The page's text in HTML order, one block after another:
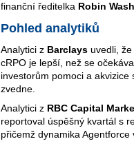
finanční ředitelka Robin
Pohled analytiků
Analytici z Barclays uvedli,
cRPO je lepší, než se
investorům pomoci a
zvedne.
Analytici z RBC Capital
reportoval úspěšný kvartál s
přičemž dynamika